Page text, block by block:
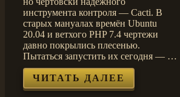
инструмента контроля — Cacti. В
старых мануалах времён Ubuntu
20.04 и ветхого PHP 7.4 чертежи
давно покрылись плесенью.
Пытаться запустить их сегодня — …
ЧИТАТЬ ДАЛЕЕ